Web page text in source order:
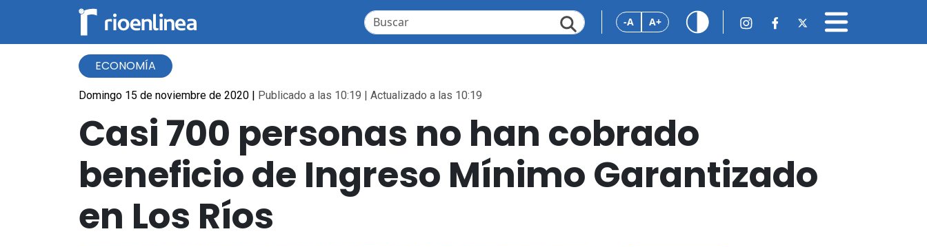
-A A+
ECONOMÍA
Domingo 15 de noviembre de 2020 | Publicado a las 10:19 | Actualizado a las 10:19
Casi 700 personas no han cobrado
beneficio de Ingreso Mínimo Garantizado
en Los Ríos